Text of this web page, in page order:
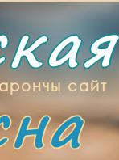
сайт